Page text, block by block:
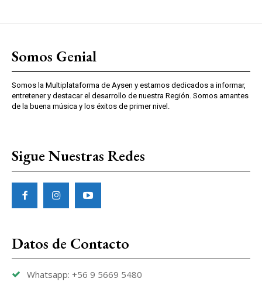
Somos Genial
Somos la Multiplataforma de Aysen y estamos dedicados a informar,
entretener y destacar el desarrollo de nuestra Región. Somos amantes
de la buena música y los éxitos de primer nivel.
Sigue Nuestras Redes
Datos de Contacto
Whatsapp: +56 9 5669 5480